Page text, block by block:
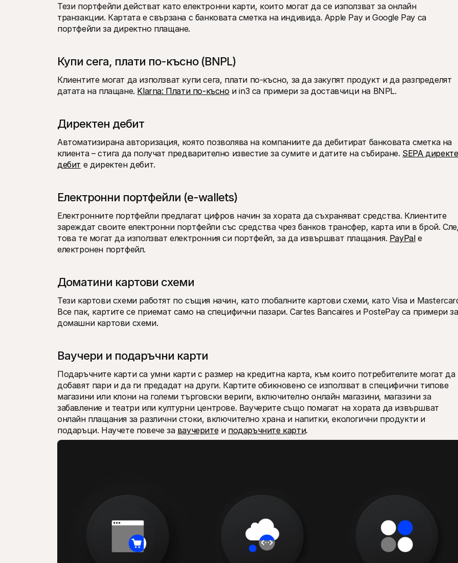
Тези портфейли действат като електронни карти, които могат да се използват за онлайн
транзакции. Картата е свързана с банковата сметка на индивида. Apple Pay и Google Pay са
портфейли за директно плащане.
Купи сега, плати по-късно (BNPL)
Клиентите могат да използват купи сега, плати по-късно, за да закупят продукт и да разпределят
датата на плащане. Klarna: Плати по-късно и in3 са примери за доставчици на BNPL.
Директен дебит
Автоматизирана авторизация, която позволява на компаниите да дебитират банковата сметка на
клиента – стига да получат предварително известие за сумите и датите на събиране. SEPA
дебит е директен дебит.
Електронни портфейли (e-wallets)
Електронните портфейли предлагат цифров начин за хората да съхраняват средства. Клиентите
зареждат своите електронни портфейли със средства чрез банков трансфер, карта или в брой.
това те могат да използват електронния си портфейл, за да извършват плащания. PayPal е
електронен портфейл.
Доматини картови схеми
Тези картови схеми работят по същия начин, като глобалните картови схеми, като Visa и
Все пак, картите се приемат само на специфични пазари. Cartes Bancaires и PostePay са примери за
домашни картови схеми.
Ваучери и подаръчни карти
Подаръчните карти са умни карти с размер на кредитна карта, към които потребителите могат да
добавят пари и да ги предадат на други. Картите обикновено се използват в специфични типове
магазини или клони на големи търговски вериги, включително онлайн магазини, магазини за
забавление и театри или културни центрове. Ваучерите също помагат на хората да извършват
онлайн плащания за различни стоки, включително храна и напитки, екологични продукти и
подаръци. Научете повече за ваучерите и подаръчните карти.